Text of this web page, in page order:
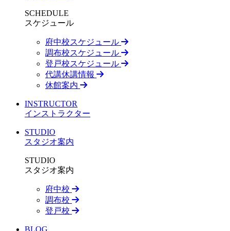
SCHEDULE
スケジュール
府中校スケジュール
調布校スケジュール
登戸校スケジュール
代講休講情報
休館案内
INSTRUCTOR
インストラクター
STUDIO
スタジオ案内
STUDIO
スタジオ案内
府中校
調布校
登戸校
BLOG